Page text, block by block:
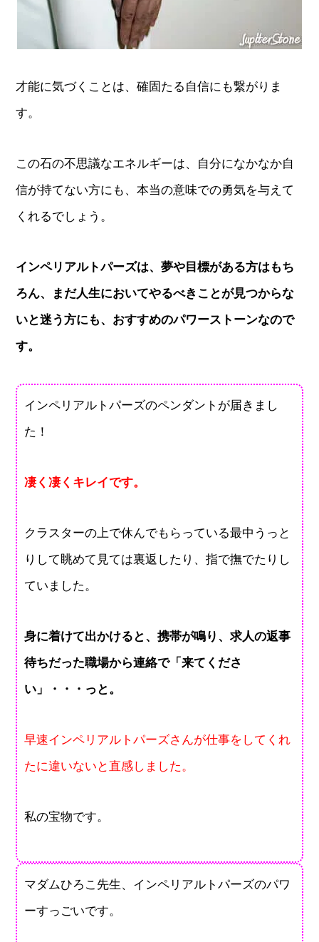
才能に気づくことは、確固たる自信にも繋がりま
す。
この石の不思議なエネルギーは、自分になかなか自
信が持てない方にも、本当の意味での勇気を与えて
くれるでしょう。
インペリアルトパーズは、夢や目標がある方はもち
ろん、まだ人生においてやるべきことが見つからな
いと迷う方にも、おすすめのパワーストーンなので
す。
インペリアルトパーズのペンダントが届きまし
た！
凄く凄くキレイです。
クラスターの上で休んでもらっている最中うっと
りして眺めて見ては裏返したり、指で撫でたりし
ていました。
身に着けて出かけると、携帯が鳴り、求人の返事
待ちだった職場から連絡で「来てくださ
い」・・・っと。
早速インペリアルトパーズさんが仕事をしてくれ
たに違いないと直感しました。
私の宝物です。
マダムひろこ先生、インペリアルトパーズのパワ
ーすっごいです。